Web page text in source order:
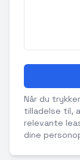
Når du
tilladelse til,
relevante
dine